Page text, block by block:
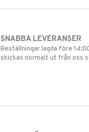
SNABBA LEVERANSER
Beställningar lagda före
skickas normalt ut från oss